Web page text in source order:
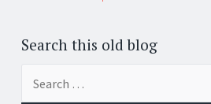
Search this old blog